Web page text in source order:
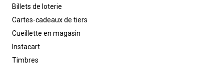
Billets de loterie
Cartes-cadeaux de tiers
Cueillette en magasin
Instacart
Timbres